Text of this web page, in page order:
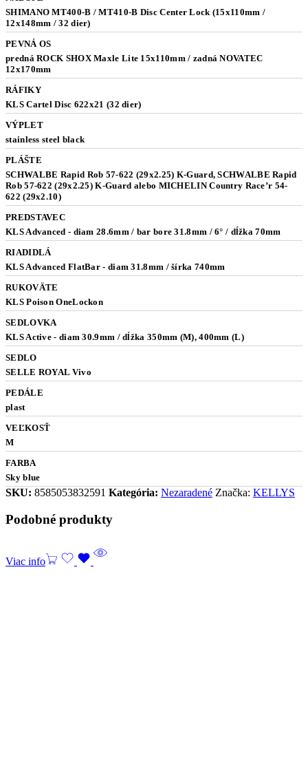
SHIMANO MT400-B / MT410-B Disc Center Lock (15x110mm /
12x148mm / 32 dier)
PEVNÁ OS
predná ROCK SHOX Maxle Lite 15x110mm / zadná NOVATEC
12x170mm
RÁFIKY
KLS Cartel Disc 622x21 (32 dier)
VÝPLET
stainless steel black
PLÁŠTE
SCHWALBE Rapid Rob 57-622 (29x2.25) K-Guard, SCHWALBE Rapid
Rob 57-622 (29x2.25) K-Guard alebo MICHELIN Country Race’r 54-
622 (29x2.10)
PREDSTAVEC
KLS Advanced - diam 28.6mm / bar bore 31.8mm / 6° / dĺžka 70mm
RIADIDLÁ
KLS Advanced FlatBar - diam 31.8mm / šírka 740mm
RUKOVÄTE
KLS Poison OneLockon
SEDLOVKA
KLS Active - diam 30.9mm / dĺžka 350mm (M), 400mm (L)
SEDLO
SELLE ROYAL Vivo
PEDÁLE
plast
VEĽKOSŤ
M
FARBA
Sky blue
SKU: 8585053832591 Kategória: Nezaradené Značka: KELLYS
Podobné produkty
Viac info